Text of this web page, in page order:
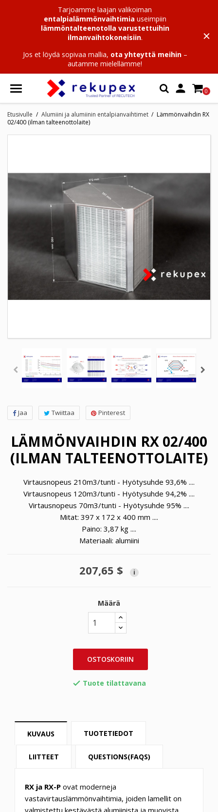
Tarjoamme laajan valikoiman
entalpialämmönvaihtimia useimpiin
lämmöntalteenotolla varustettuihin
ilmanvaihtokoneisiin.
Jos et löydä sopivaa mallia, ota yhteyttä meihin–
autamme mielellämme!
 0
Etusivulle Alumiini ja alumiinin entalpianvaihtimet
Lämmönvaihdin RX
02/400 (ilman talteenottolaite)
Jaa Twiittaa Pinterest
LÄMMÖNVAIHDIN RX 02/400
(ILMAN TALTEENOTTOLAITE)
Virtausnopeus 210m3/tunti - Hyötysuhde 93,6% ....
Virtausnopeus 120m3/tunti - Hyötysuhde 94,2% ....
Virtausnopeus 70m3/tunti - Hyötysuhde 95% ....
Mitat: 397 x 172 x 400 mm ....
Paino: 3,87 kg ....
Materiaali: alumiini
207,65 $ i
Määrä
OSTOSKORIIN
 Tuote tilattavana
KUVAUS TUOTETIEDOT
LIITTEET QUESTIONS(FAQS)
RX ja RX-P ovat moderneja
vastavirtauslämmönvaihtimia, joiden lamellit on
valmistettu kestävästä alumiinista ja muovista.